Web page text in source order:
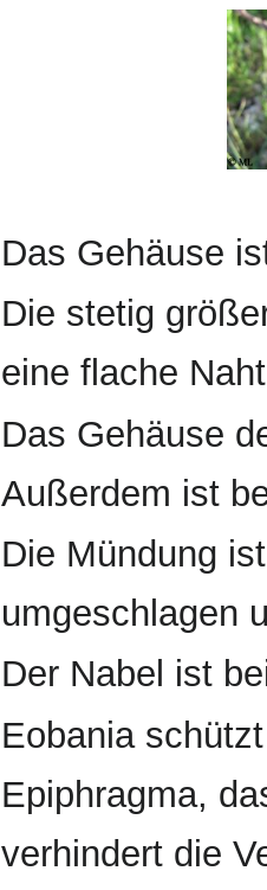
Das Gehäuse
Die stetig
eine flache
Das Gehäuse
Außerdem ist
Die Mündung
umgeschlagen
Der Nabel ist
Eobania
Epiphragma,
verhindert die